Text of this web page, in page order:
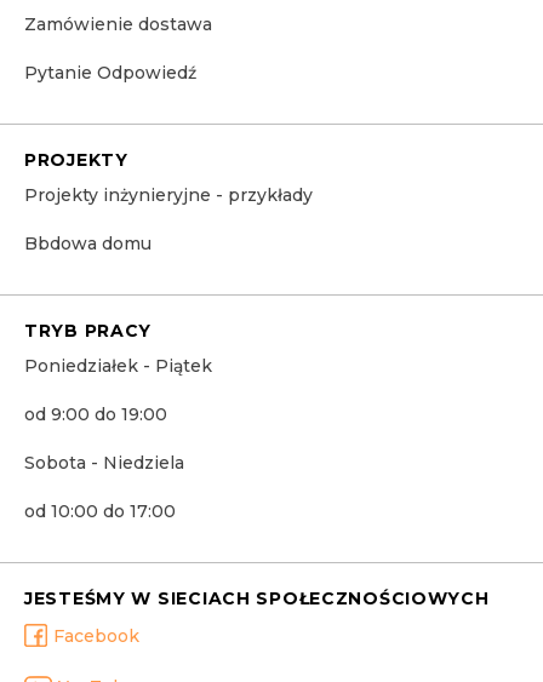
Zamówienie dostawa
Pytanie Odpowiedź
PROJEKTY
Projekty inżynieryjne - przykłady
Bbdowa domu
TRYB PRACY
Poniedziałek - Piątek
od 9:00 do 19:00
Sobota - Niedziela
od 10:00 do 17:00
JESTEŚMY W SIECIACH SPOŁECZNOŚCIOWYCH
Facebook